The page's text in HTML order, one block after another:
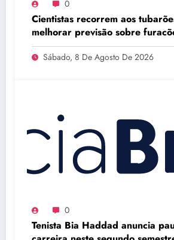
0
Cientistas recorrem aos
melhorar previsão sobre
Sábado, 8 De Agosto De 2026
0
Tenista Bia Haddad anuncia